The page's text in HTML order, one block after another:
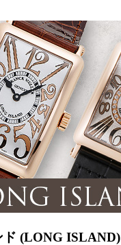
ド (LONG ISLAND)